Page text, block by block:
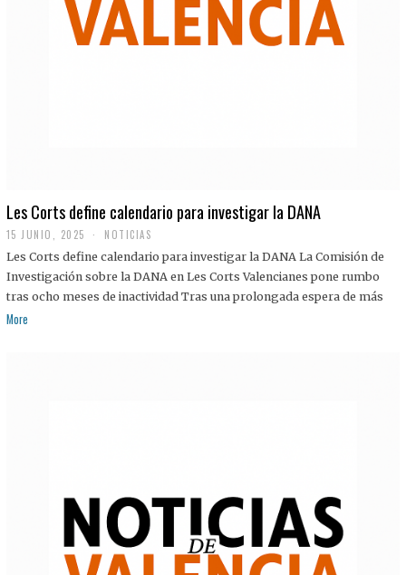
Les Corts define calendario para investigar la DANA
15 JUNIO, 2025 NOTICIAS
Les Corts define calendario para investigar la DANA La Comisión de
Investigación sobre la DANA en Les Corts Valencianes pone rumbo
tras ocho meses de inactividad Tras una prolongada espera de más
More